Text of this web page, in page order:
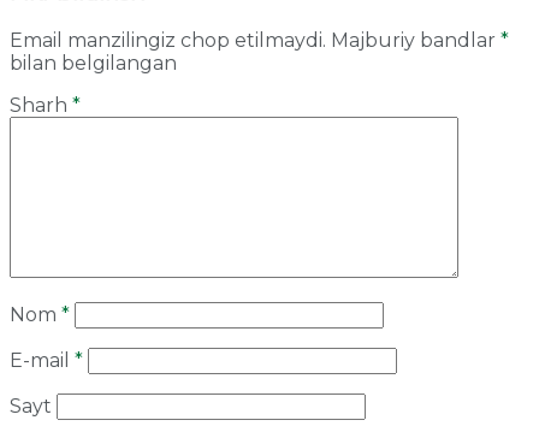
Email manzilingiz chop etilmaydi. Majburiy bandlar *
bilan belgilangan
Sharh *
Nom *
E-mail *
Sayt